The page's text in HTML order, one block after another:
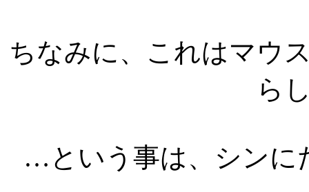
ちなみに、これはマウ
ら
…という事は、シンに